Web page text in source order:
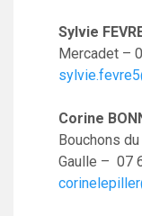
Sylvie
Mercadet –
Corine
Bouchons
Gaulle – 07